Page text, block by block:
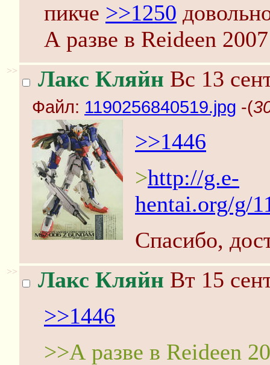
пикче >>1250
А разве в Reideen
>> Лакс Кляйн Вс 13
Файл: 1190256840519.jpg -(
>>1446
>http://g.e-
hentai.org/g/
Спасибо,
>> Лакс Кляйн Вт 15
>>1446
>>А разве в Reideen